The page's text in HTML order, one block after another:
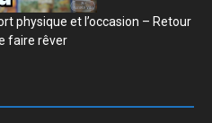
physique et l’occasion – Retour
faire rêver